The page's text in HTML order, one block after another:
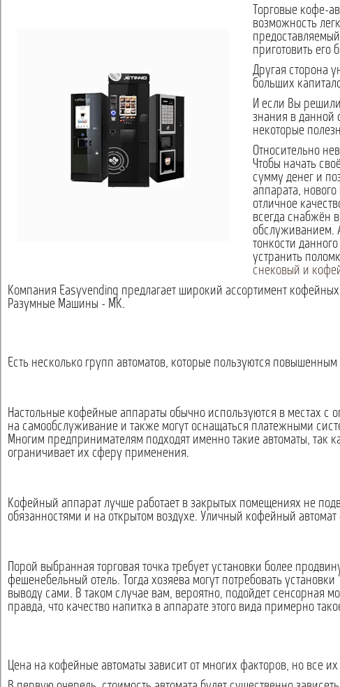
Торговые кофе-
возможность
приготовить его
Другая сторона
больших
И если Вы
знания в данной
некоторые
Относительно
Чтобы начать
сумму денег и
аппарата,
отличное
всегда снабжён
обслуживанием.
тонкости
устранить
снековый и
Компания Easyvending предлагает широкий ассортимент
Разумные Машины - MK.
Есть несколько групп автоматов, которые пользуются
Настольные кофейные аппараты обычно используются в местах с
на самообслуживание и также могут оснащаться платежными
Многим предпринимателям подходят именно такие автоматы, так
ограничивает их сферу применения.
Кофейный аппарат лучше работает в закрытых помещениях не
обязанностями и на открытом воздухе. Уличный кофейный
Порой выбранная торговая точка требует установки более
фешенебельный отель. Тогда хозяева могут потребовать
выводу сами. В таком случае вам, вероятно, подойдет сенсорная
правда, что качество напитка в аппарате этого вида примерно
Цена на кофейные автоматы зависит от многих факторов, но все